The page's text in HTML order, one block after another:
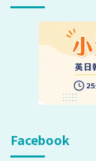
Facebook